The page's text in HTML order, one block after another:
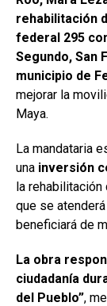
rehabilitación
federal 295
Segundo, San
municipio de
mejorar la
Maya.
La mandataria
una inversión
la rehabilitación
que se
beneficiará de
La obra
ciudadanía
del Pueblo”,